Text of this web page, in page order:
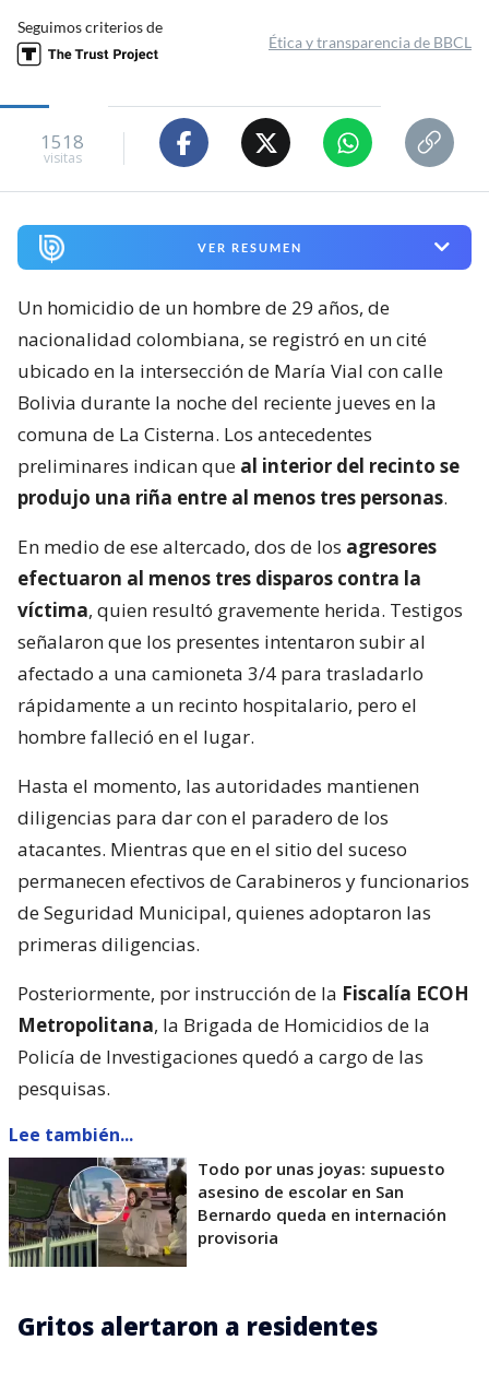
Seguimos criterios de
Ética y transparencia de BBCL
1518
visitas
VER RESUMEN
Un homicidio de un hombre de 29 años, de
nacionalidad colombiana, se registró en un cité
ubicado en la intersección de María Vial con calle
Bolivia durante la noche del reciente jueves en la
comuna de La Cisterna. Los antecedentes
preliminares indican que al interior del recinto se
produjo una riña entre al menos tres personas.
En medio de ese altercado, dos de los agresores
efectuaron al menos tres disparos contra la
víctima, quien resultó gravemente herida. Testigos
señalaron que los presentes intentaron subir al
afectado a una camioneta 3/4 para trasladarlo
rápidamente a un recinto hospitalario, pero el
hombre falleció en el lugar.
Hasta el momento, las autoridades mantienen
diligencias para dar con el paradero de los
atacantes. Mientras que en el sitio del suceso
permanecen efectivos de Carabineros y funcionarios
de Seguridad Municipal, quienes adoptaron las
primeras diligencias.
Posteriormente, por instrucción de la Fiscalía ECOH
Metropolitana, la Brigada de Homicidios de la
Policía de Investigaciones quedó a cargo de las
pesquisas.
Lee también...
Todo por unas joyas: supuesto
asesino de escolar en San
Bernardo queda en internación
provisoria
Gritos alertaron a residentes